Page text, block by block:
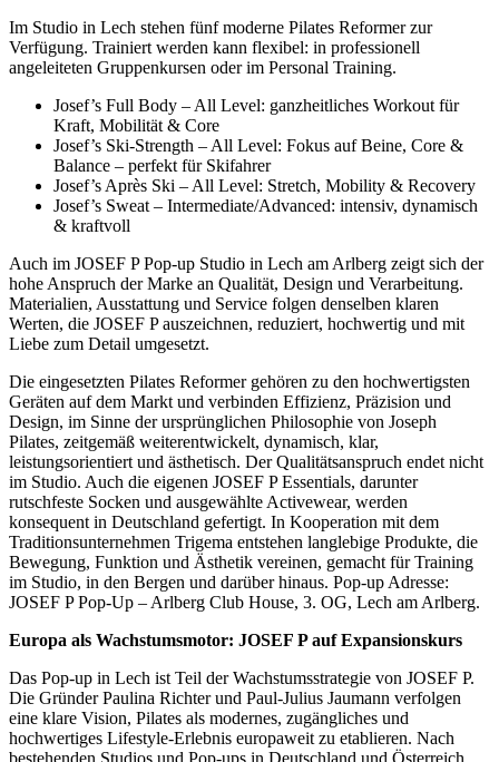
Im Studio in Lech stehen fünf moderne Pilates Reformer zur
Verfügung. Trainiert werden kann flexibel: in professionell
angeleiteten Gruppenkursen oder im Personal Training.
Josef’s Full Body – All Level: ganzheitliches Workout für
Kraft, Mobilität & Core
Josef’s Ski-Strength – All Level: Fokus auf Beine, Core &
Balance – perfekt für Skifahrer
Josef’s Après Ski – All Level: Stretch, Mobility & Recovery
Josef’s Sweat – Intermediate/Advanced: intensiv, dynamisch
& kraftvoll
Auch im JOSEF P Pop-up Studio in Lech am Arlberg zeigt sich der
hohe Anspruch der Marke an Qualität, Design und Verarbeitung.
Materialien, Ausstattung und Service folgen denselben klaren
Werten, die JOSEF P auszeichnen, reduziert, hochwertig und mit
Liebe zum Detail umgesetzt.
Die eingesetzten Pilates Reformer gehören zu den hochwertigsten
Geräten auf dem Markt und verbinden Effizienz, Präzision und
Design, im Sinne der ursprünglichen Philosophie von Joseph
Pilates, zeitgemäß weiterentwickelt, dynamisch, klar,
leistungsorientiert und ästhetisch. Der Qualitätsanspruch endet nicht
im Studio. Auch die eigenen JOSEF P Essentials, darunter
rutschfeste Socken und ausgewählte Activewear, werden
konsequent in Deutschland gefertigt. In Kooperation mit dem
Traditionsunternehmen Trigema entstehen langlebige Produkte, die
Bewegung, Funktion und Ästhetik vereinen, gemacht für Training
im Studio, in den Bergen und darüber hinaus. Pop-up Adresse:
JOSEF P Pop-Up – Arlberg Club House, 3. OG, Lech am Arlberg.
Europa als Wachstumsmotor: JOSEF P auf Expansionskurs
Das Pop-up in Lech ist Teil der Wachstumsstrategie von JOSEF P.
Die Gründer Paulina Richter und Paul-Julius Jaumann verfolgen
eine klare Vision, Pilates als modernes, zugängliches und
hochwertiges Lifestyle-Erlebnis europaweit zu etablieren. Nach
bestehenden Studios und Pop-ups in Deutschland und Österreich